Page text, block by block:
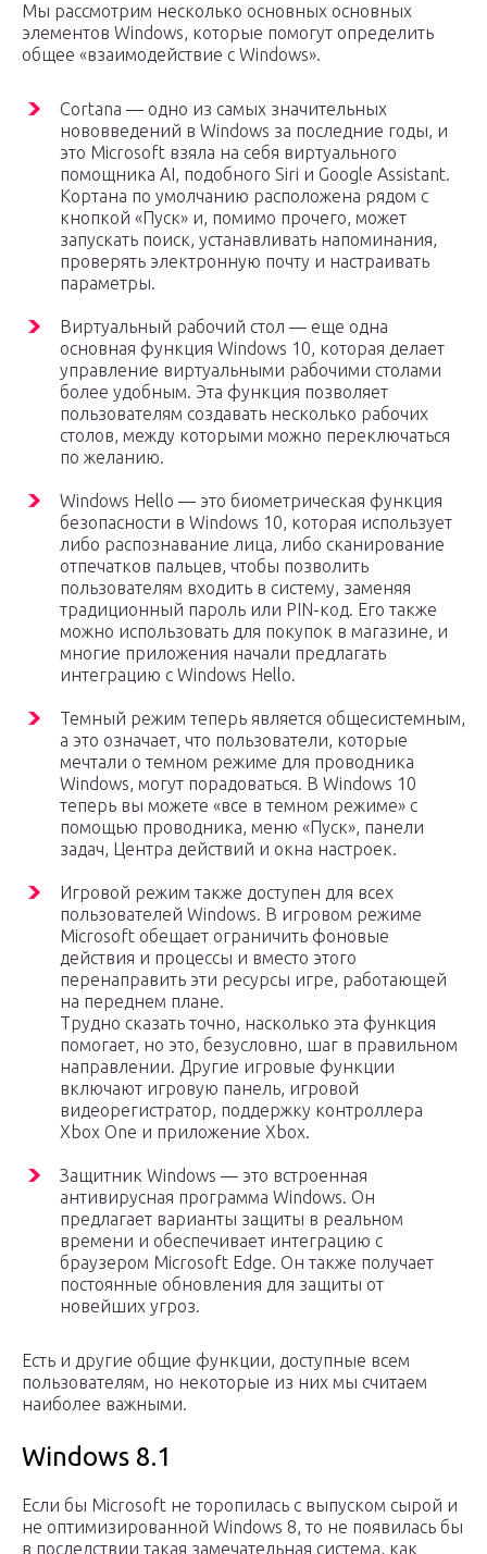
Мы рассмотрим несколько основных основных
элементов Windows, которые помогут определить
общее «взаимодействие с Windows».
Cortana — одно из самых значительных
нововведений в Windows за последние годы, и
это Microsoft взяла на себя виртуального
помощника AI, подобного Siri и Google Assistant.
Кортана по умолчанию расположена рядом с
кнопкой «Пуск» и, помимо прочего, может
запускать поиск, устанавливать напоминания,
проверять электронную почту и настраивать
параметры.
Виртуальный рабочий стол — еще одна
основная функция Windows 10, которая делает
управление виртуальными рабочими столами
более удобным. Эта функция позволяет
пользователям создавать несколько рабочих
столов, между которыми можно переключаться
по желанию.
Windows Hello — это биометрическая функция
безопасности в Windows 10, которая использует
либо распознавание лица, либо сканирование
отпечатков пальцев, чтобы позволить
пользователям входить в систему, заменяя
традиционный пароль или PIN-код. Его также
можно использовать для покупок в магазине, и
многие приложения начали предлагать
интеграцию с Windows Hello.
Темный режим теперь является общесистемным,
а это означает, что пользователи, которые
мечтали о темном режиме для проводника
Windows, могут порадоваться. В Windows 10
теперь вы можете «все в темном режиме» с
помощью проводника, меню «Пуск», панели
задач, Центра действий и окна настроек.
Игровой режим также доступен для всех
пользователей Windows. В игровом режиме
Microsoft обещает ограничить фоновые
действия и процессы и вместо этого
перенаправить эти ресурсы игре, работающей
на переднем плане.
Трудно сказать точно, насколько эта функция
помогает, но это, безусловно, шаг в правильном
направлении. Другие игровые функции
включают игровую панель, игровой
видеорегистратор, поддержку контроллера
Xbox One и приложение Xbox.
Защитник Windows — это встроенная
антивирусная программа Windows. Он
предлагает варианты защиты в реальном
времени и обеспечивает интеграцию с
браузером Microsoft Edge. Он также получает
постоянные обновления для защиты от
новейших угроз.
Есть и другие общие функции, доступные всем
пользователям, но некоторые из них мы считаем
наиболее важными.
Windows 8.1
Если бы Microsoft не торопилась с выпуском сырой и
не оптимизированной Windows 8, то не появилась бы
в последствии такая замечательная система, как